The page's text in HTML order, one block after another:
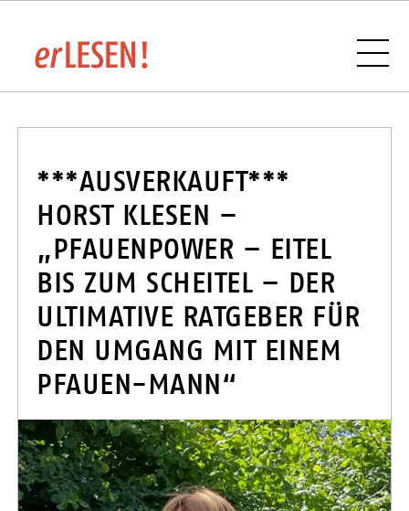
BUCHHANDLUNGEN UND VERLAGE IM
SAARLAND
SPONSOREN UND PARTNER
ÜBER UNS / BILDERGALERIE
***AUSVERKAUFT***
HORST KLESEN –
„PFAUENPOWER – EITEL
BIS ZUM SCHEITEL – DER
ULTIMATIVE RATGEBER FÜR
DEN UMGANG MIT EINEM
PFAUEN-MANN“